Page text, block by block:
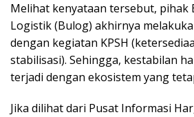
Melihat kenyataan tersebut, pihak
Logistik (Bulog) akhirnya
dengan kegiatan KPSH
stabilisasi). Sehingga, kestabilan
terjadi dengan ekosistem yang
Jika dilihat dari Pusat Informasi